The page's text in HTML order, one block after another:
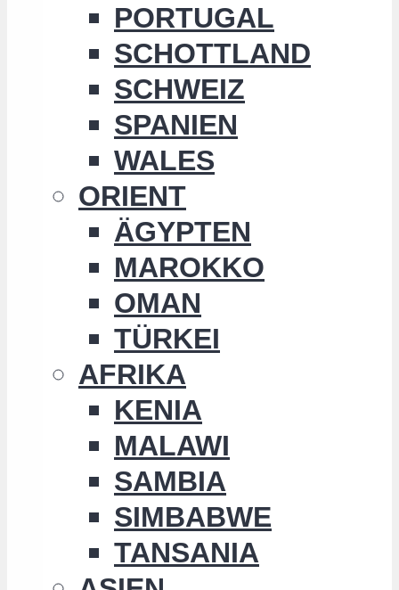
PORTUGAL
SCHOTTLAND
SCHWEIZ
SPANIEN
WALES
ORIENT
ÄGYPTEN
MAROKKO
OMAN
TÜRKEI
AFRIKA
KENIA
MALAWI
SAMBIA
SIMBABWE
TANSANIA